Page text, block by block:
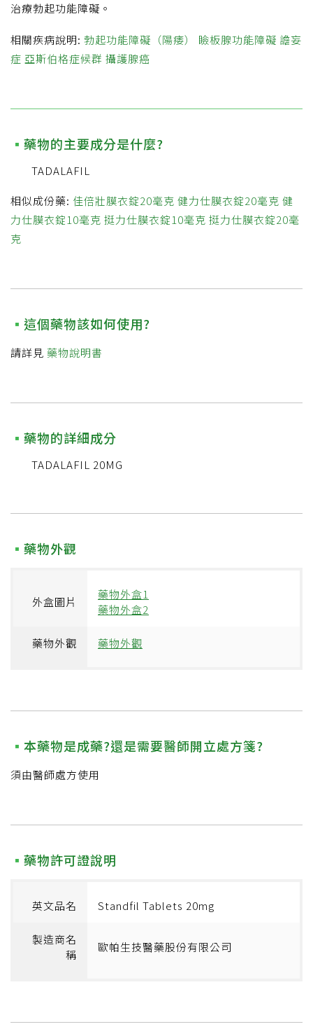
治療勃起功能障礙。
相關疾病說明: 勃起功能障礙（陽痿） 瞼板腺功能障礙 譫妄
症 亞斯伯格症候群 攝護腺癌
藥物的主要成分是什麼?
TADALAFIL
相似成份藥: 佳倍壯膜衣錠20毫克 健力仕膜衣錠20毫克 健
力仕膜衣錠10毫克 挺力仕膜衣錠10毫克 挺力仕膜衣錠20毫
克
這個藥物該如何使用?
請詳見 藥物說明書
藥物的詳細成分
TADALAFIL 20MG
藥物外觀
外盒圖片
藥物外盒1
藥物外盒2
藥物外觀 藥物外觀
本藥物是成藥?還是需要醫師開立處方箋?
須由醫師處方使用
藥物許可證說明
英文品名 Standfil Tablets 20mg
製造商名
稱
歐帕生技醫藥股份有限公司